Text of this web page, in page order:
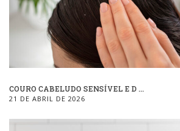
COURO CABELUDO SENSÍVEL E D ...
21 DE ABRIL DE 2026